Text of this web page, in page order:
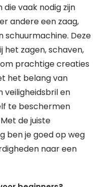
vaak nodig zijn
andere een zaag,
schuurmachine. Deze
het zagen, schaven,
prachtige creaties
het belang van
veiligheidsbril en
te beschermen
de juiste
ben je goed op weg
naar een